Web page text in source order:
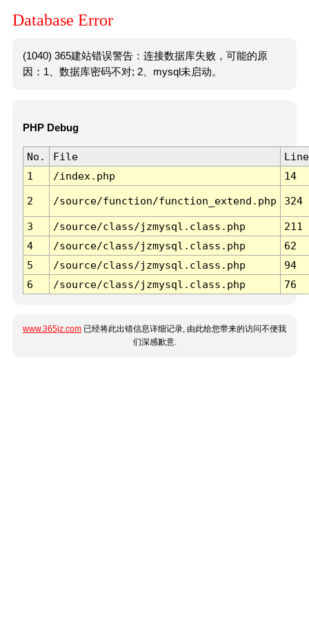
Database Error
(1040) 365建站错误警告：连接数据库失败，可能的原
因：1、数据库密码不对; 2、mysql未启动。
PHP Debug
No. File
Line
1
/index.php 14
2 /source/function/function_extend.php 324
3 /source/class/jzmysql.class.php
211
4
/source/class/jzmysql.class.php
62
5
/source/class/jzmysql.class.php
94
6
/source/class/jzmysql.class.php 76
www.365jz.com 已经将此出错信息详细记录, 由此给您带来的访问不便我
们深感歉意.